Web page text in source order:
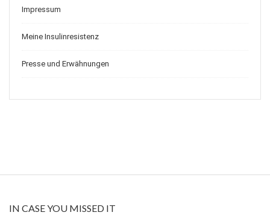
Impressum
Meine Insulinresistenz
Presse und Erwähnungen
IN CASE YOU MISSED IT